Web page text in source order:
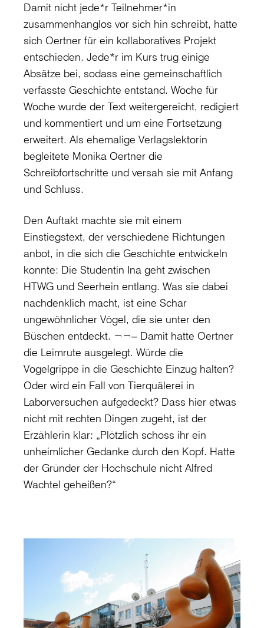
Damit nicht jede*r Teilnehmer*in
zusammenhanglos vor sich hin schreibt, hatte
sich Oertner für ein kollaboratives Projekt
entschieden. Jede*r im Kurs trug einige
Absätze bei, sodass eine gemeinschaftlich
verfasste Geschichte entstand. Woche für
Woche wurde der Text weitergereicht, redigiert
und kommentiert und um eine Fortsetzung
erweitert. Als ehemalige Verlagslektorin
begleitete Monika Oertner die
Schreibfortschritte und versah sie mit Anfang
und Schluss.
Den Auftakt machte sie mit einem
Einstiegstext, der verschiedene Richtungen
anbot, in die sich die Geschichte entwickeln
konnte: Die Studentin Ina geht zwischen
HTWG und Seerhein entlang. Was sie dabei
nachdenklich macht, ist eine Schar
ungewöhnlicher Vögel, die sie unter den
Büschen entdeckt. ¬¬‒ Damit hatte Oertner
die Leimrute ausgelegt. Würde die
Vogelgrippe in die Geschichte Einzug halten?
Oder wird ein Fall von Tierquälerei in
Laborversuchen aufgedeckt? Dass hier etwas
nicht mit rechten Dingen zugeht, ist der
Erzählerin klar: „Plötzlich schoss ihr ein
unheimlicher Gedanke durch den Kopf. Hatte
der Gründer der Hochschule nicht Alfred
Wachtel geheißen?“